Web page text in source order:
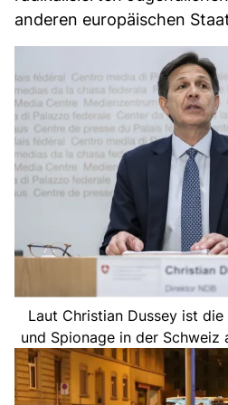
anderen europäischen
Laut Christian Dussey ist
und Spionage in der Schweiz